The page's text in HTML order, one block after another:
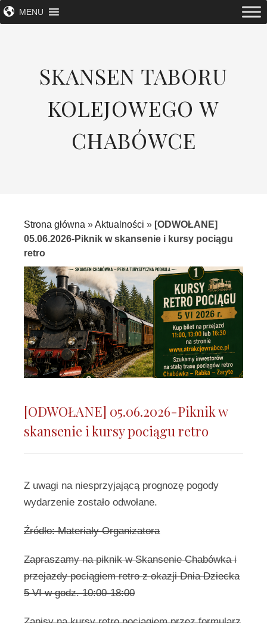
MENU
SKANSEN TABORU
KOLEJOWEGO W
CHABÓWCE
Strona główna »Aktualności » [ODWOŁANE]
05.06.2026-Piknik w skansenie i kursy pociągu
retro
[ODWOŁANE] 05.06.2026-Piknik w
skansenie i kursy pociągu retro
Z uwagi na niesprzyjającą prognozę pogody
wydarzenie zostało odwołane.
Źródło: Materiały Organizatora
Zapraszamy na piknik w Skansenie Chabówka i
przejazdy pociągiem retro z okazji Dnia Dziecka
5 VI w godz. 10:00-18:00